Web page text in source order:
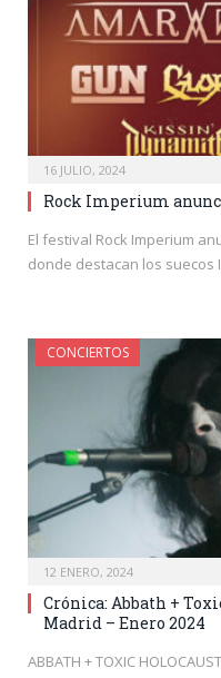
16 JULIO, 2024
Rock Imperium
El festival Rock Imperium
donde destacan los suecos
CONCIERTOS
12 ENERO, 2024
Crónica: Abbath +
Madrid – Enero 2024
ABBATH + TOXIC